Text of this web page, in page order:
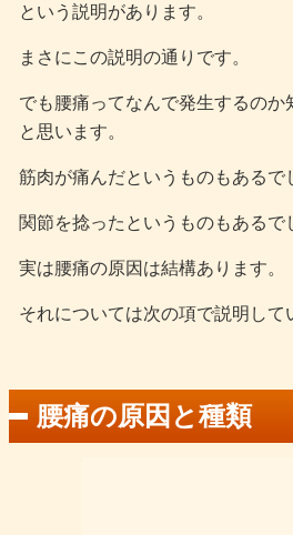
という説明があります。
まさにこの説明の通りです。
でも腰痛ってなんで発生するのか
と思います。
筋肉が痛んだというものもあるで
関節を捻ったというものもあるで
実は腰痛の原因は結構あります。
それについては次の項で説明して
腰痛の原因と種類